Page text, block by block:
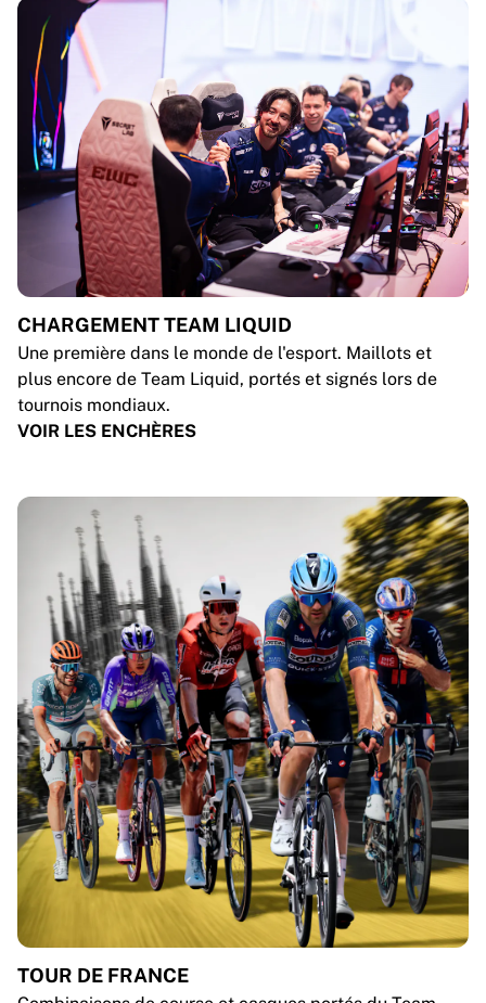
CHARGEMENT TEAM LIQUID
Une première dans le monde de l'esport. Maillots et
plus encore de Team Liquid, portés et signés lors de
tournois mondiaux.
VOIR LES ENCHÈRES
TOUR DE FRANCE